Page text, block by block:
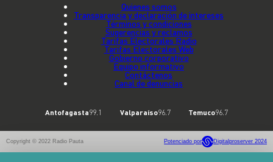
Quienes somos
Transparencia y declaración de intereses
Términos y condiciones
Sugerencias y reclamos
Tarifas Electorales Radio
Tarifas Electorales Web
Gobierno corporativo
Equipo informativo
Contáctenos
Canal de denuncias
Antofagasta99.1 Valparaíso96.7 Temuco96.7
Copyright © 2022 Radio Pauta Potenciado por Digitalproserver 2024